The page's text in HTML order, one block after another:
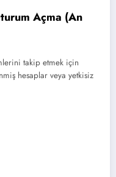
Açma (An
takip etmek için
hesaplar veya yetkisiz